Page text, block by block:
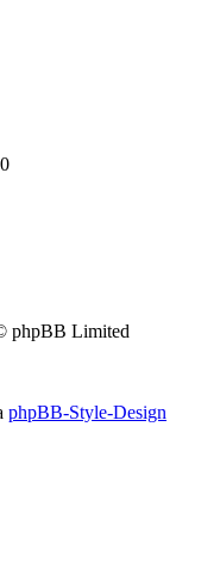
phpBB Limited
phpBB-Style-Design